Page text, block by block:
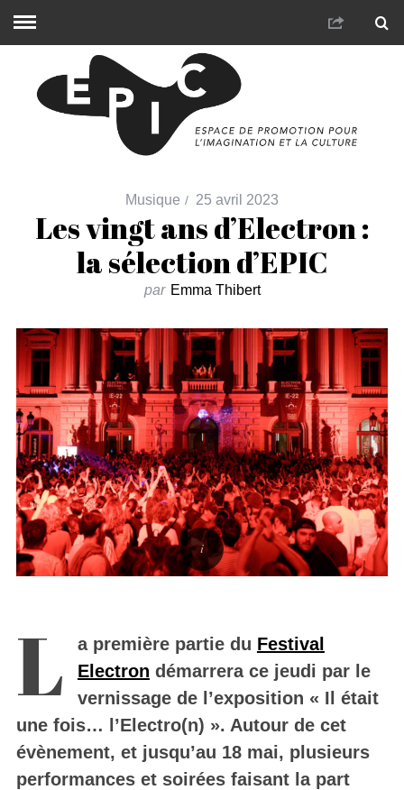
Musique 25 avril 2023
Les vingt ans d’Electron :
la sélection d’EPIC
par Emma Thibert
L a première partie du Festival
Electron démarrera ce jeudi par le
vernissage de l’exposition « Il était
une fois… l’Electro(n) ». Autour de cet
évènement, et jusqu’au 18 mai, plusieurs
performances et soirées faisant la part